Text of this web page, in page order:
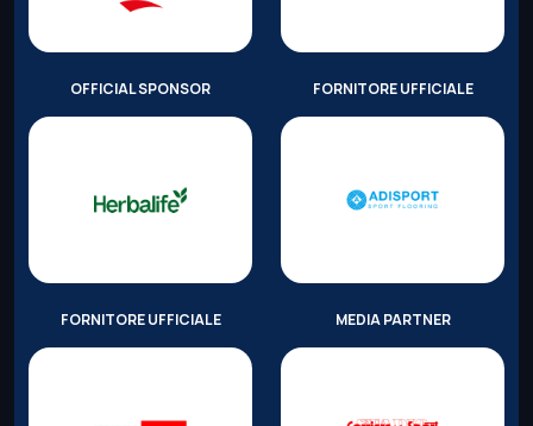
OFFICIAL SPONSOR FORNITORE UFFICIALE
FORNITORE UFFICIALE MEDIA PARTNER